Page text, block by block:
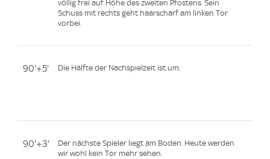
völlig frei auf Höhe des zweiten Pfostens. Sein
Schuss mit rechts geht haarscharf am linken Tor
vorbei.
90'+5' Die Hälfte der Nachspielzeit ist um.
90'+3'
Der nächste Spieler liegt am Boden. Heute werden
wir wohl kein Tor mehr sehen.